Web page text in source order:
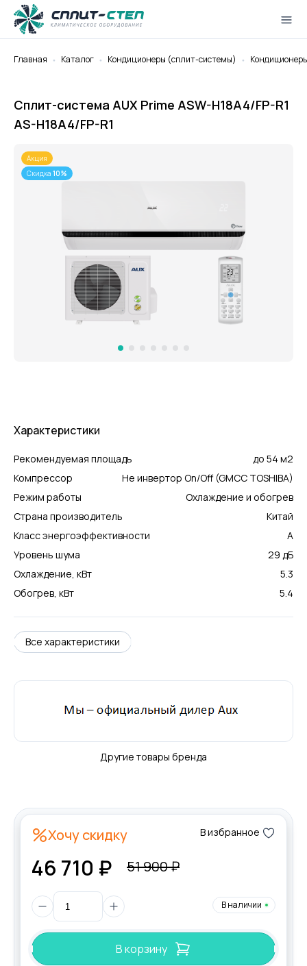
Главная Каталог Кондиционеры (cплит-системы)
Сплит-система AUX Prime ASW-H18A4/FP-R1
AS-H18A4/FP-R1
Акция
Скидка 10%
Характеристики
Рекомендуемая площадь
до 54 м2
Компрессор
Не инвертор On/Off (GMCC TOSHIBA)
Режим работы
Охлаждение и обогрев
Страна производитель
Китай
Класс энергоэффективности
А
Уровень шума
29 дБ
Охлаждение, кВт
5.3
Обогрев, кВт
5.4
Все характеристики
Другие товары бренда
Хочу скидку В избранное
46 710 ₽ 51 900 ₽
В наличии
В корзину